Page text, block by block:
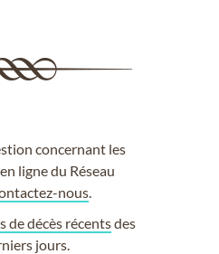
concernant les
ligne du Réseau
nous
de décès récentsdes
jours.